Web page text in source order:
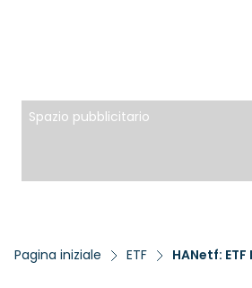
Spazio pubblicitario
Pagina iniziale ETF HANetf: